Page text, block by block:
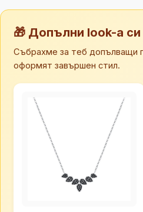
🎁 Допълни look-а си
Събрахме за теб допълващи
оформят завършен стил.